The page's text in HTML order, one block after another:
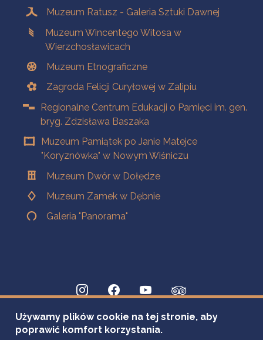
Muzeum Ratusz - Galeria Sztuki Dawnej
Muzeum Wincentego Witosa w
Wierzchosławicach
Muzeum Etnograficzne
Zagroda Felicji Curyłowej w Zalipiu
Regionalne Centrum Edukacji o Pamięci im. gen.
bryg. Zdzisława Baszaka
Muzeum Pamiątek po Janie Matejce
"Koryznówka" w Nowym Wiśniczu
Muzeum Dwór w Dołędze
Muzeum Zamek w Dębnie
Galeria "Panorama"
Używamy plików cookie na tej stronie, aby
poprawić komfort korzystania.